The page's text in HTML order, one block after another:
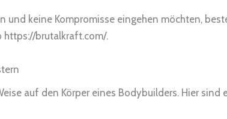
und keine Kompromisse eingehen möchten,
https://brutalkraft.com/.
auf den Körper eines Bodybuilders. Hier sind